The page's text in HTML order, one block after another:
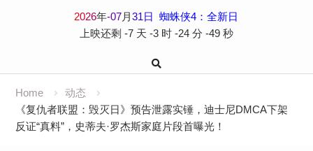
2026年-07月31日
蜘蛛侠4：全新日
上映还剩 -7 天 -3 时 -24 分 -49 秒
Home
动态
《复仇者联盟：毁灭日》预告泄露实锤，迪士尼DMCA下架
反证“真料”，史蒂夫·罗杰斯家庭片段首曝光！